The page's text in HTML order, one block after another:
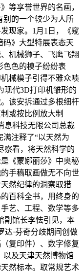
等享誉世界的名画，
别的一个较少为人所
现家。1月1日，《窥
》大型特展表态天
机械狮子、飞鹰飞翔
色的模子纷纷表
械模子引得不雅众啧
现代3D打印机雏形的
该安拆通过多根细杆
或按比例放大制
息科技无限公司总裁
满注释了“以天然为
察看，将天然科学的
《蒙娜丽莎》中奥秘
手稿取画做无不向世
然纪律的洞察取猎
百科全书，用终身的
艺、工程、数学等多
副馆长李怯引见，本
达·芬奇分歧期间创做
复印件）、数字修复
以及天津天然博物馆
然标本。取常规艺术